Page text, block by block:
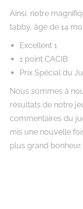
Ainsi, notre
tabby, âgé de 14
Excellent 1
1 point CACIB
Prix Spécial du
Nous sommes à
résultats de notre
commentaires du
mis une nouvelle
plus grand bonheur.